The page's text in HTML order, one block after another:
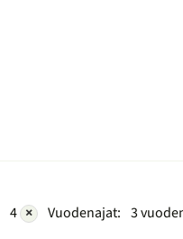
4 × Vuodenajat: 3